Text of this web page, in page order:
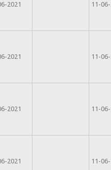
2021 11-
2021 11-
2021 11-
2021 11-